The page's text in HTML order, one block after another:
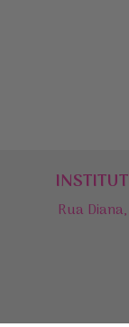
Rua